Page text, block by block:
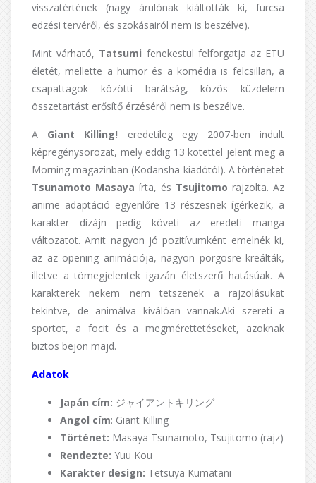
visszatértének (nagy árulónak kiáltották ki, furcsa
edzési tervéről, és szokásairól nem is beszélve).
Mint várható, Tatsumi fenekestül felforgatja az ETU
életét, mellette a humor és a komédia is felcsillan, a
csapattagok közötti barátság, közös küzdelem
összetartást erősítő érzéséről nem is beszélve.
A Giant Killing! eredetileg egy 2007-ben indult
képregénysorozat, mely eddig 13 kötettel jelent meg a
Morning magazinban (Kodansha kiadótól). A történetet
Tsunamoto Masaya írta, és Tsujitomo rajzolta. Az
anime adaptáció egyenlőre 13 részesnek ígérkezik, a
karakter dizájn pedig követi az eredeti manga
változatot. Amit nagyon jó pozitívumként emelnék ki,
az az opening animációja, nagyon pörgösre kreálták,
illetve a tömegjelentek igazán életszerű hatásúak. A
karakterek nekem nem tetszenek a rajzolásukat
tekintve, de animálva kiválóan vannak.Aki szereti a
sportot, a focit és a megmérettetéseket, azoknak
biztos bejön majd.
Adatok
Japán cím: ジャイアントキリング
Angol cím: Giant Killing
Történet: Masaya Tsunamoto, Tsujitomo (rajz)
Rendezte: Yuu Kou
Karakter design: Tetsuya Kumatani